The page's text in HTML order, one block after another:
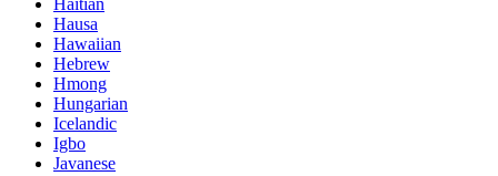
Hausa
Hawaiian
Hebrew
Hmong
Hungarian
Icelandic
Igbo
Javanese